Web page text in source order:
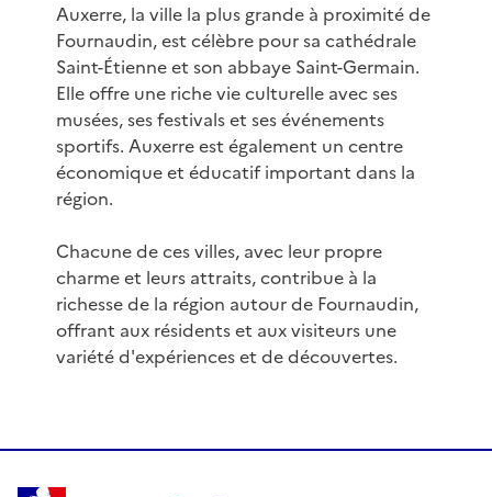
Auxerre, la ville la plus grande à proximité de
Fournaudin, est célèbre pour sa cathédrale
Saint-Étienne et son abbaye Saint-Germain.
Elle offre une riche vie culturelle avec ses
musées, ses festivals et ses événements
sportifs. Auxerre est également un centre
économique et éducatif important dans la
région.
Chacune de ces villes, avec leur propre
charme et leurs attraits, contribue à la
richesse de la région autour de Fournaudin,
offrant aux résidents et aux visiteurs une
variété d'expériences et de découvertes.